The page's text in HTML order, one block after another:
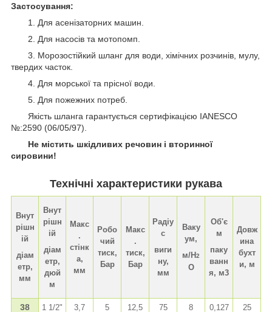
Застосування:
1. Для асенізаторних машин.
2. Для насосів та мотопомп.
3. Морозостійкий шланг для води, хімічних розчинів, мулу,
твердих часток.
4. Для морської та прісної води.
5. Для пожежних потреб.
Якість шланга гарантується сертифікацією IANESCO
№:2590 (06/05/97).
Не містить шкідливих речовин і вторинної
сировини!
Технічні характеристики рукава
Внут
рішн
ій
діам
етр,
мм
Внут
рішн
ій
діам
етр,
дюй
м
Макс
.
стінк
а,
мм
Робо
чий
тиск,
Бар
Макс
.
тиск,
Бар
Радіу
с
виги
ну,
мм
Ваку
ум,
м/H2
O
Об'є
м
паку
ванн
я, м3
Довж
ина
бухт
и, м
38 1 1/2" 3,7 5 12,5 75 8 0,127 25